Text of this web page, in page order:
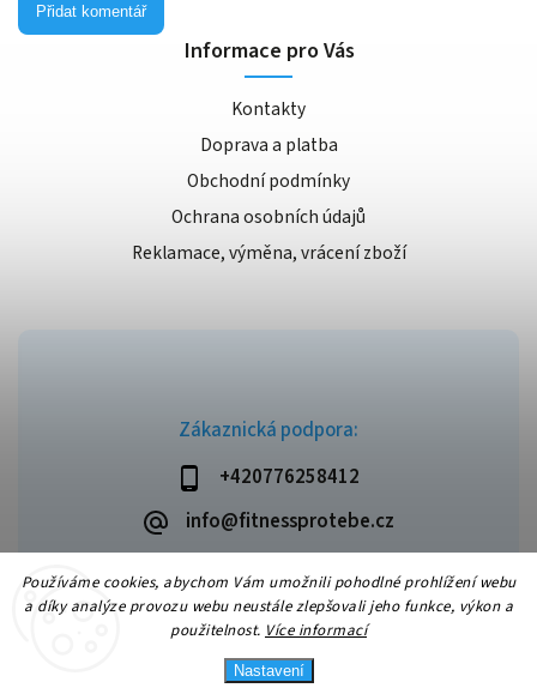
Používáme cookies, abychom Vám umožnili pohodlné prohlížení webu
a díky analýze provozu webu neustále zlepšovali jeho funkce, výkon a
použitelnost. Více informací
Nastavení
Přidat komentář
Zákaznická podpora:
+420776258412
info@fitnessprotebe.cz
Informace pro Vás
Kontakty
Doprava a platba
Obchodní podmínky
Ochrana osobních údajů
Reklamace, výměna, vrácení zboží
Copyright 2026Fitnessprotebe.cz. Všechna práva vyhrazena.
VytvořilShoptet| Design